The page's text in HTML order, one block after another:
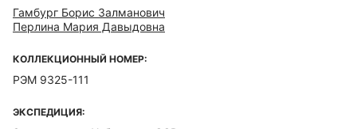
Гамбург Борис Залманович
Перлина Мария Давыдовна
КОЛЛЕКЦИОННЫЙ НОМЕР:
РЭМ 9325-111
ЭКСПЕДИЦИЯ: